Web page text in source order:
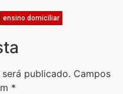
ensino domiciliar
publicado. Campos
*